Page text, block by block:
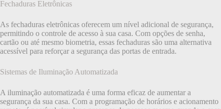
Fechaduras Eletrônicas
As fechaduras eletrônicas oferecem um nível adicional de segurança,
permitindo o controle de acesso à sua casa. Com opções de senha,
cartão ou até mesmo biometria, essas fechaduras são uma alternativa
acessível para reforçar a segurança das portas de entrada.
Sistemas de Iluminação Automatizada
A iluminação automatizada é uma forma eficaz de aumentar a
segurança da sua casa. Com a programação de horários e acionamento